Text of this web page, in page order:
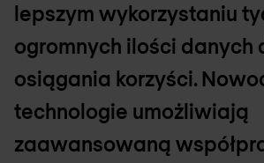
lepszym wykorzystaniu
ogromnych ilości danych
osiągania korzyści.
technologie umożliwiają
zaawansowaną